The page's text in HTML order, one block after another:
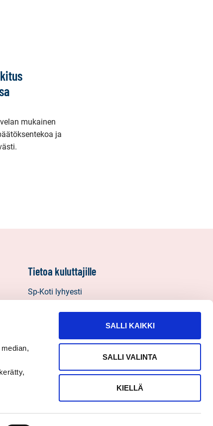
SALLI KAIKKI
SALLI VALINTA
KIELLÄ
mukainen
ja
Tietoa kuluttajille
Sp-Koti lyhyesti
Seuraa
muuhun kuin yksityiseen